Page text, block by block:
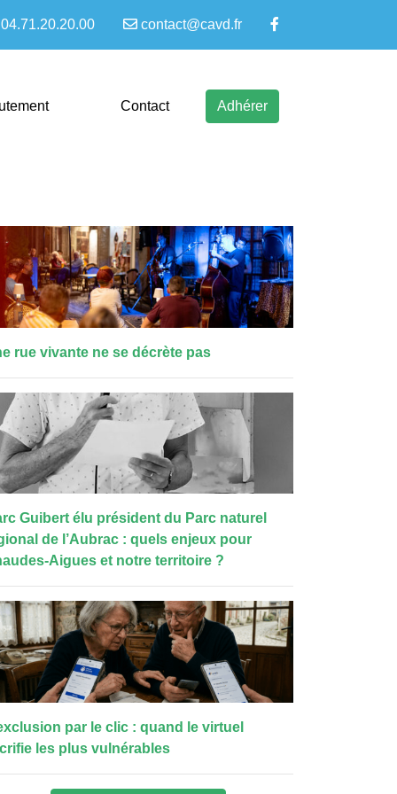
04.71.20.20.00 contact@cavd.fr
Contact Adhérer
rue vivante ne se décrète pas
Guibert élu président du Parc naturel
de l’Aubrac : quels enjeux pour
Aigues et notre territoire ?
par le clic : quand le virtuel
les plus vulnérables